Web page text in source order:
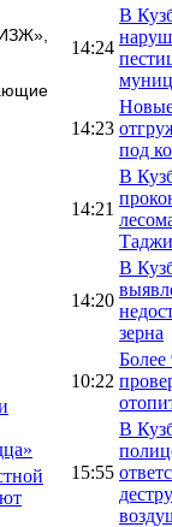
14:24
В
14:23
под
14:21
В
14:20
В
зерна
10:22
Более
15:55
В